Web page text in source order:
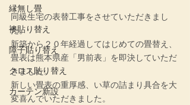
縁無し畳
襖貼り替え
障子貼り替え
クロス貼り替え
カーテン新設
同級生宅の表替工事をさせていただきまし
た。
新築から２０年経過してはじめての畳替え、
畳表は熊本県産「男前表」を即決していただ
きました。
新しい畳表の重厚感、い草の詰まり具合を大
変喜んでいただきました。